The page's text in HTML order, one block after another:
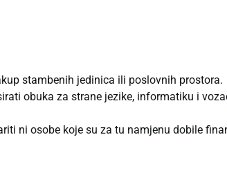
stambenih jedinica ili poslovnih prostora.
obuka za strane jezike, informatiku i
ni osobe koje su za tu namjenu dobile